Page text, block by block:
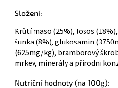
Složení:
Krůtí maso (25%), losos
šunka (8%), glukosamin
(625mg/kg), bramborový
mrkev, minerály a přírodní
Nutriční hodnoty (na 100g):